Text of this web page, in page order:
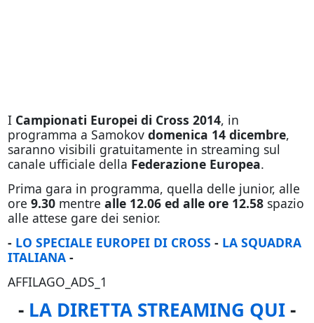
I Campionati Europei di Cross 2014, in
programma a Samokov domenica 14 dicembre,
saranno visibili gratuitamente in streaming sul
canale ufficiale della Federazione Europea.
Prima gara in programma, quella delle junior, alle
ore 9.30mentre alle 12.06 ed alle ore 12.58spazio
alle attese gare dei senior.
- LO SPECIALE EUROPEI DI CROSS - LA SQUADRA
ITALIANA-
AFFILAGO_ADS_1
- LA DIRETTA STREAMING QUI-